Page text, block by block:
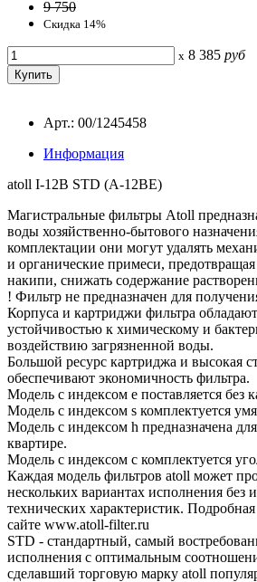
9 750
Скидка 14%
x 8 385 руб
Арт.: 00/1245458
Информация
atoll I-12B STD (A-12BE)
Магистральные фильтры Atoll
воды хозяйственно-бытового
комплектации они могут удалять
и органические примеси,
накипи, снижать содержание
! Фильтр не предназначен для
Корпуса и картриджи фильтра
устойчивостью к химическому и
воздействию загрязненной воды.
Большой ресурс картриджа и высокая
обеспечивают экономичность фильтра.
Модель с индексом е поставляется без
Модель с индексом s комплектуется
Модель с индексом h предназначена
квартире.
Модель с индексом c комплектуется
Каждая модель фильтров atoll может
нескольких вариантах исполнения без
технических характеристик.
сайте www.atoll-filter.ru
STD - стандартный, самый
исполнения с оптимальным
сделавший торговую марку atoll